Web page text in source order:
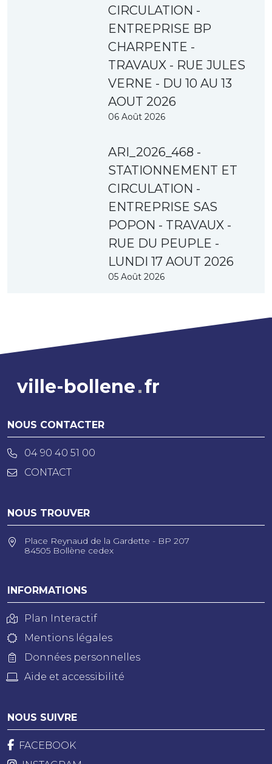
CIRCULATION -
ENTREPRISE BP
CHARPENTE -
TRAVAUX - RUE JULES
VERNE - DU 10 AU 13
AOUT 2026
06 Août 2026
ARI_2026_468 -
STATIONNEMENT ET
CIRCULATION -
ENTREPRISE SAS
POPON - TRAVAUX -
RUE DU PEUPLE -
LUNDI 17 AOUT 2026
05 Août 2026
ville-bollene fr
NOUS CONTACTER
04 90 40 51 00
CONTACT
NOUS TROUVER
Place Reynaud de la Gardette - BP 207
84505 Bollène cedex
INFORMATIONS
Plan Interactif
Mentions légales
Données personnelles
Aide et accessibilité
NOUS SUIVRE
FACEBOOK